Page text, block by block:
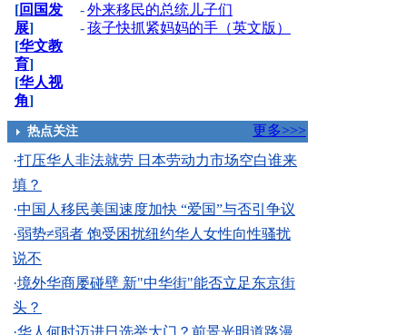
[回国发
展]
[华文教
育]
[华人视
角]
- 外来移民的总统儿子们
- 孩子快抓紧妈妈的手（英文版）
热点关注
更多>>>
·打压华人非法就劳 日本劳动力市场空白谁来
填？
·中国人移民美国速度加快 “爱国”与否引争议
·弱势≠弱者 饱受困扰纽约华人女性向性骚扰
说不
·境外华商屡碰壁 新"中华街"能否立足东京街
头？
·华人何时迈进日选举大门？前景光明道路漫